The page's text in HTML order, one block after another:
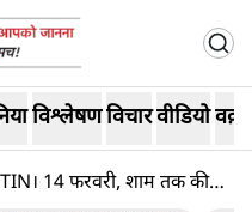
विश्लेषणविचारवीडियो
14 फरवरी, शाम तक की